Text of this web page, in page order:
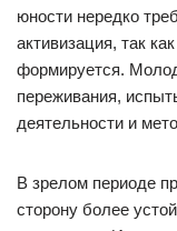
юности нередко
активизация, так
формируется.
переживания,
деятельности и
В зрелом периоде
сторону более